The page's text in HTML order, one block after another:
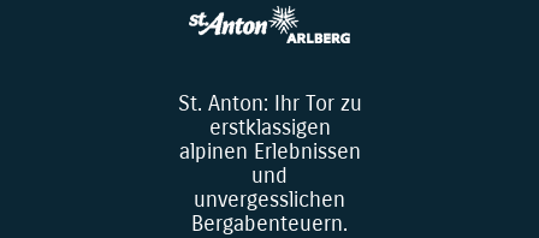
St. Anton: Ihr Tor zu
erstklassigen
alpinen Erlebnissen
und
unvergesslichen
Bergabenteuern.